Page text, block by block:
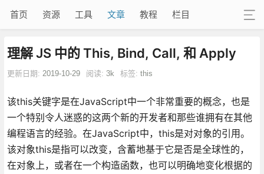
首页 资源 工具 文章 教程 栏目
理解 JS 中的 This, Bind, Call, 和 Apply
更新日期: 2019-10-29 阅读: 3k 标签: this
该this关键字是在JavaScript中一个非常重要的概念，也是
一个特别令人迷惑的这两个新的开发者和那些谁拥有在其他
编程语言的经验。在JavaScript中，this是对对象的引用。
该对象this是指可以改变，含蓄地基于它是否是全球性的，
在对象上，或者在一个构造函数，也可以明确地变化根据的